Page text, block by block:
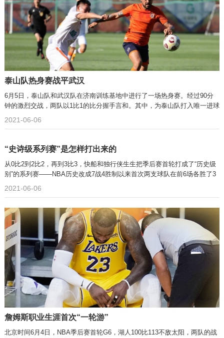
泰山队热身赛战平武汉
6月5日，泰山队和武汉队在济南训练基地中进行了一场热身赛。经过90分
钟的激烈交战，两队以1比1的比分握手言和。其中，为泰山队打入唯一进球
的是97年小将张书源。
2021-06-06
“史诗级系列赛”是怎样打出来的
从0比2到2比2，再到3比3，快船和独行侠生生把季后赛首轮打成了“历史级
别”的系列赛——NBA历史改成7战4胜制以来首次两支球队在前6场各胜了3
个客场。
2021-06-06
詹姆斯职业生涯首次“一轮游”
北京时间6月4日，NBA季后赛首轮G6，湖人100比113不敌太阳，两队的战